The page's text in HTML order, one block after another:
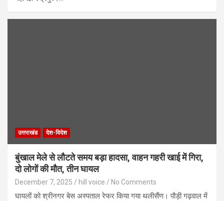
उत्तराखंड देश-विदेश
बुंखाल मेले से लौटते समय बड़ा हादसा, वाहन गहरी खाई में गिरा,
दो लोगों की मौत, तीन घायल
December 7, 2025 hill voice No Comments
घायलों को श्रीनगर बेस अस्पताल रेफर किया गया थलीसैंण। पौड़ी गढ़वाल में